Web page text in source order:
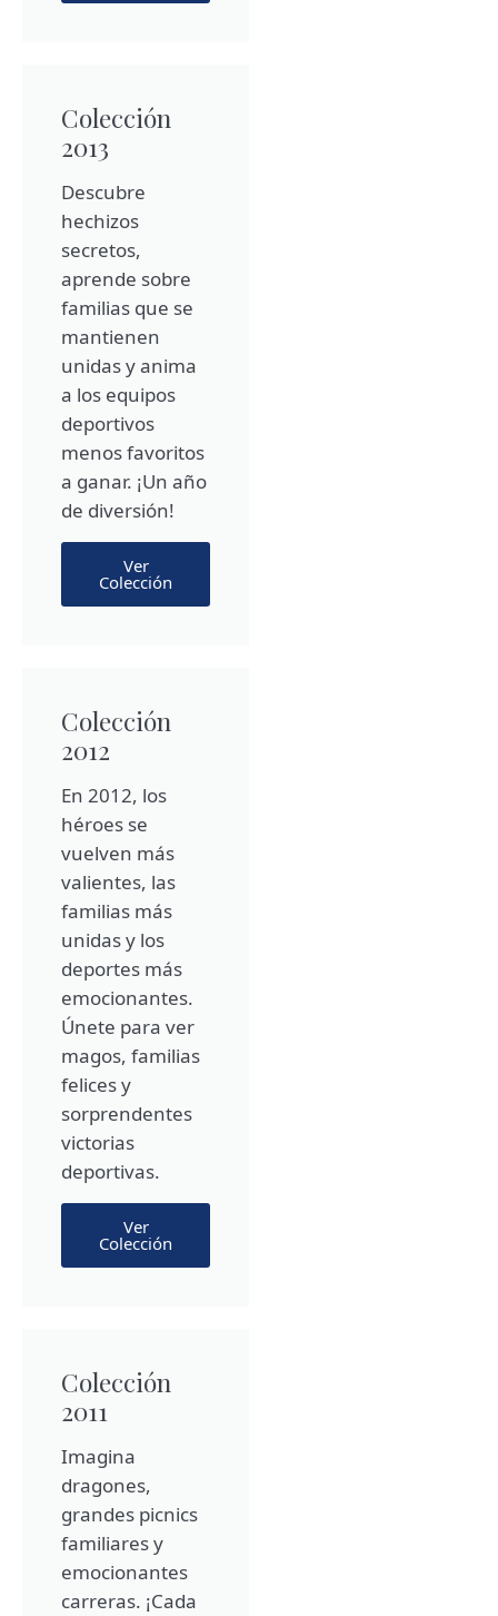
Colección
2013
Descubre
hechizos
secretos,
aprende sobre
familias que se
mantienen
unidas y anima
a los equipos
deportivos
menos favoritos
a ganar. ¡Un año
de diversión!
Ver
Colección
Colección
2012
En 2012, los
héroes se
vuelven más
valientes, las
familias más
unidas y los
deportes más
emocionantes.
Únete para ver
magos, familias
felices y
sorprendentes
victorias
deportivas.
Ver
Colección
Colección
2011
Imagina
dragones,
grandes picnics
familiares y
emocionantes
carreras. ¡Cada